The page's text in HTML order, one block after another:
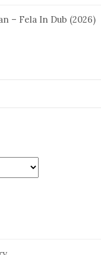
– Fela In Dub (2026)